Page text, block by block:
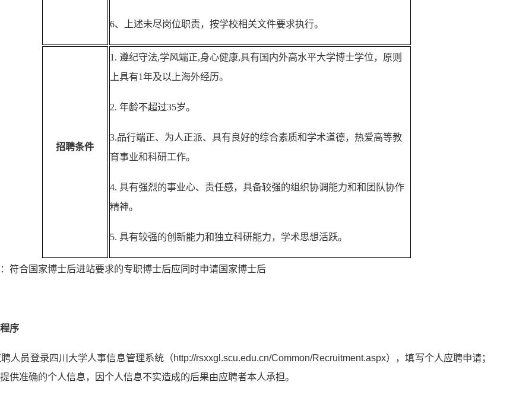
6、上述未尽岗位职责，按学校相关文件要求执行。
招聘条件
1. 遵纪守法,学风端正,身心健康,具有国内外高水平大学博士学位，原则
上具有1年及以上海外经历。
2.年龄不超过35岁。
3.品行端正、为人正派、具有良好的综合素质和学术道德，热爱高等教
育事业和科研工作。
4.具有强烈的事业心、责任感，具备较强的组织协调能力和和团队协作
精神。
5.具有较强的创新能力和独立科研能力，学术思想活跃。
符合国家博士后进站要求的专职博士后应同时申请国家博士后
序
人员登录四川大学人事信息管理系统（http://rsxxgl.scu.edu.cn/Common/Recruitment.aspx），填写个人应聘申请；
供准确的个人信息，因个人信息不实造成的后果由应聘者本人承担。